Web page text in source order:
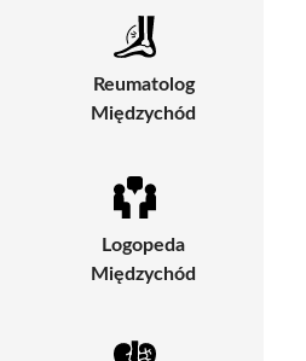
Reumatolog
Międzychód
Logopeda
Międzychód